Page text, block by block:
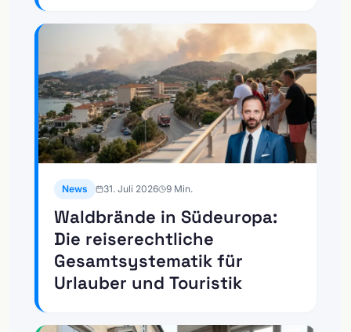
News 31. Juli 2026 9 Min.
Waldbrände in Südeuropa:
Die reiserechtliche
Gesamtsystematik für
Urlauber und Touristik